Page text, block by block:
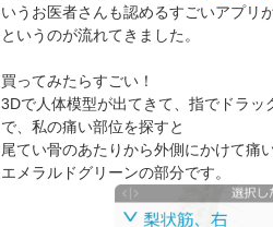
いうお医者さんも認めるすごいアプリ
というのが流れてきました。
買ってみたらすごい！
3Dで人体模型が出てきて、指でドラッ
で、私の痛い部位を探すと
尾てい骨のあたりから外側にかけて痛
エメラルドグリーンの部分です。